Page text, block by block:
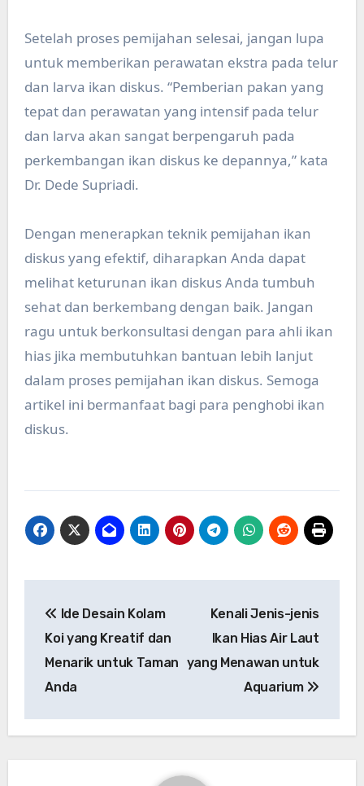
Setelah proses pemijahan selesai, jangan lupa
untuk memberikan perawatan ekstra pada telur
dan larva ikan diskus. “Pemberian pakan yang
tepat dan perawatan yang intensif pada telur
dan larva akan sangat berpengaruh pada
perkembangan ikan diskus ke depannya,” kata
Dr. Dede Supriadi.
Dengan menerapkan teknik pemijahan ikan
diskus yang efektif, diharapkan Anda dapat
melihat keturunan ikan diskus Anda tumbuh
sehat dan berkembang dengan baik. Jangan
ragu untuk berkonsultasi dengan para ahli ikan
hias jika membutuhkan bantuan lebih lanjut
dalam proses pemijahan ikan diskus. Semoga
artikel ini bermanfaat bagi para penghobi ikan
diskus.
navigation
Ide Desain Kolam
Koi yang Kreatif dan
Menarik untuk Taman
Anda
Kenali Jenis-jenis
Ikan Hias Air Laut
yang Menawan untuk
Aquarium